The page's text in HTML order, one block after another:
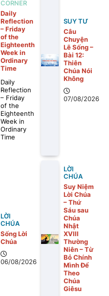
CORNER
Daily
Reflection
– Friday
of the
Eighteenth
Week in
Ordinary
Time
Daily
Reflection
– Friday
of the
Eighteenth
Week in
Ordinary
Time
SUY TƯ
Câu
Chuyện
Lẽ Sống –
Bài 12:
Thiên
Chúa Nói
Không
07/08/2026
LỜI
CHÚA
Sống Lời
Chúa
06/08/2026
LỜI
CHÚA
Suy Niệm
Lời Chúa
– Thứ
Sáu sau
Chúa
Nhật
XVIII
Thường
Niên – Từ
Bỏ Chính
Mình Để
Theo
Chúa
Giêsu